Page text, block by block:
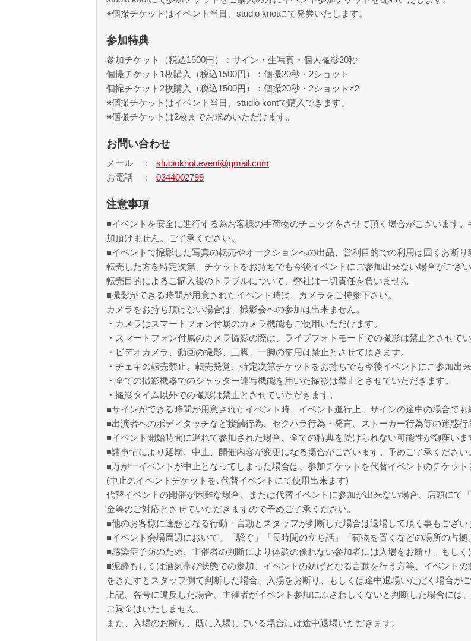
※個撮チケットはイベント当日、studio knotにて発券いたします。
参加特典
参加チケット（税込1500円）：サイン・生写真・個人撮影20秒
個撮チケット1枚購入（税込1500円）：個撮20秒・2ショット
個撮チケット2枚購入（税込1500円）：個撮20秒・2ショット×2
※個撮チケットはイベント当日、studio kontで購入できます。
※個撮チケットは2枚までお求めいただけます。
お問い合わせ
メール
studioknot.event@gmail.com
お電話
0344002799
注意事項
■イベントを安全に進行する為お客様の手荷物のチェックをさせて頂く場合がございます
加頂けません。ご了承ください。
■イベントで撮影した写真の転売やオークションへの出品、営利目的での利用は固くお断り
転売した方を特定次第、チケットをお持ちでも今後イベントにご参加出来ない場合がござい
転売目的によるご購入後のトラブルについて、弊社は一切責任を負いません。
■撮影ができる時間が用意されたイベント時は、カメラをご持参下さい。
カメラをお持ち頂けない場合は、撮影会への参加は出来ません。
・カメラはスマートフォン付属のカメラ機能もご使用いただけます。
・スマートフォン付属のカメラ撮影の際は、ライブフォトモードでの撮影は禁止とさせてい
・ビデオカメラ、動画の撮影、三脚、一脚の使用は禁止とさせて頂きます。
・チェキの転売禁止。転売発覚、特定次第チケットをお持ちでも今後イベントにご参加出
・全ての撮影機器でのシャッター連写機能を用いた撮影は禁止とさせていただきます。
・撮影タイム以外での撮影は禁止とさせていただきます。
■サインができる時間が用意されたイベント時、イベント進行上、サインの途中の場合で
■出演者へのボディタッチなど接触行為、セクハラ行為・発言、ストーカー行為等の迷惑行
■イベント開始時間に遅れて参加された場合、全ての特典を受けられない可能性が御座いま
■諸事情により延期、中止、開催内容が変更になる場合がございます。予めご了承ください
■万が一イベントが中止となってしまった場合は、参加チケットを代替イベントのチケット
(中止のイベントチケットを､代替イベントにて使用出来ます)
代替イベントの開催が困難な場合、または代替イベントに参加が出来ない場合、店頭にて
金等のご対応とさせていただきますので予めご了承ください。
■他のお客様に迷惑となる行動・言動とスタッフが判断した場合は退場して頂く事もござい
■イベント会場周辺において、「騒ぐ」「長時間の立ち話」「荷物を置くなどの場所の占拠
■感染症予防のため、主催者の判断により体調の優れない参加者には入場をお断り、もしく
■泥酔もしくは酒気帯び状態での参加、イベントの妨げとなる言動を行う方等、イベント
をきたすとスタッフ側で判断した場合、入場をお断り、もしくは途中退場いただく場合がご
上記、各号に違反した場合、主催者がイベント参加にふさわしくないと判断した場合に
ご返金はいたしません。
また、入場のお断り、既に入場している場合には途中退場いただきます。